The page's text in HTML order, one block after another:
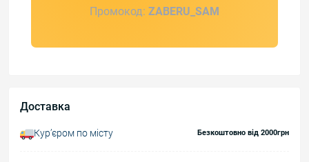
Промокод: ZABERU_SAM
Доставка
Курʼєром по місту Безкоштовно від 2000грн